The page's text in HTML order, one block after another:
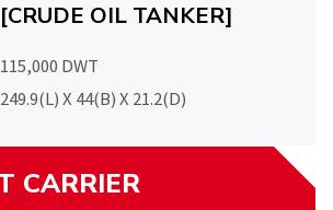
OIL TANKER]
115,000 DWT
249.9(L) X 44(B) X 21.2(D)
CARRIER